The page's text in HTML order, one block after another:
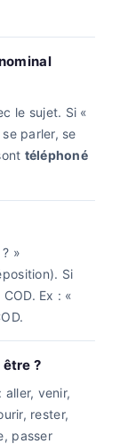
le sujet. Si «
parler, se
téléphoné
»
Si
Ex : «
?
venir,
rester,
passer